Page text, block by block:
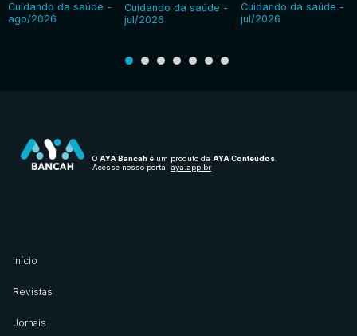
Cuidando da saúde -
ago/2026
Cuidando da saúde -
jul/2026
Cuidando da saúde -
jul/2026
O AYA Bancah é um produto da AYA Conteúdos.
Acesse nosso portal aya.app.br
Início
Revistas
Jornais